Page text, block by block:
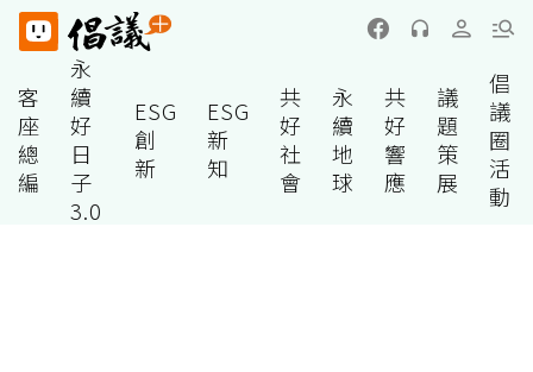
客
座
總
編
永
續
好
日
子
3.0
ESG
創
新
ESG
新
知
共
好
社
會
永
續
地
球
共
好
響
應
議
題
策
展
倡
議
圈
活
動